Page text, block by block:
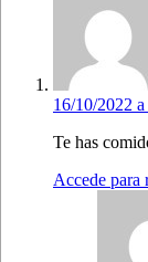
16/10/2022
Te has
Accede para